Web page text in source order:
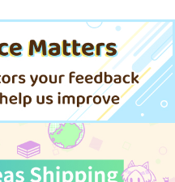
細
サンプル
作品詳細